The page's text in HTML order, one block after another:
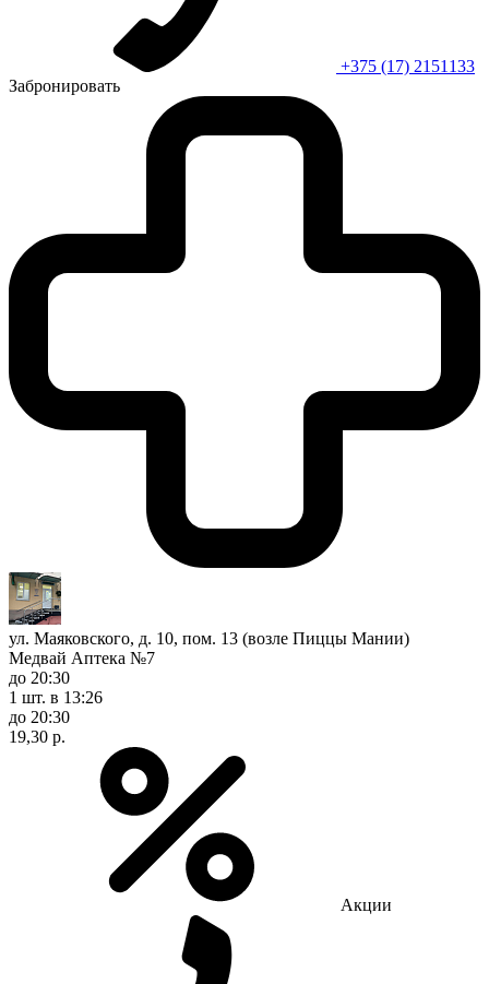
+375 (17) 2151133
Забронировать
ул. Маяковского, д. 10, пом. 13 (возле Пиццы Мании)
Медвай Аптека №7
до 20:30
1 шт. в 13:26
до 20:30
19,30 р.
Акции